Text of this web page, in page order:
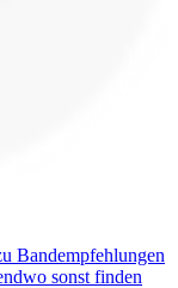
Bandempfehlungen
sonst finden